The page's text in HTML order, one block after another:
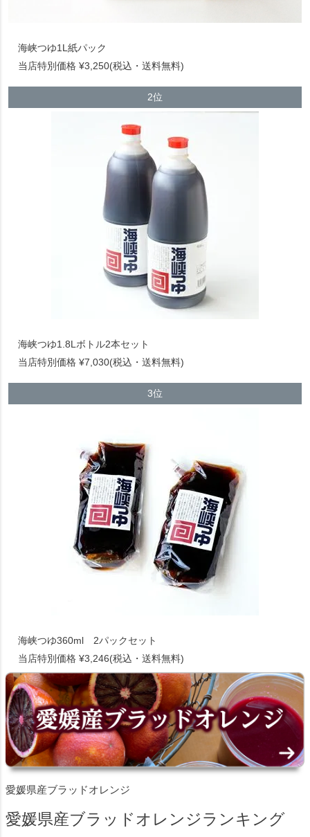
海峡つゆ1L紙パック
当店特別価格 ¥3,250(税込・送料無料)
2位
海峡つゆ1.8Lボトル2本セット
当店特別価格 ¥7,030(税込・送料無料)
3位
海峡つゆ360ml 2パックセット
当店特別価格 ¥3,246(税込・送料無料)
愛媛県産ブラッドオレンジ
愛媛県産ブラッドオレンジランキング